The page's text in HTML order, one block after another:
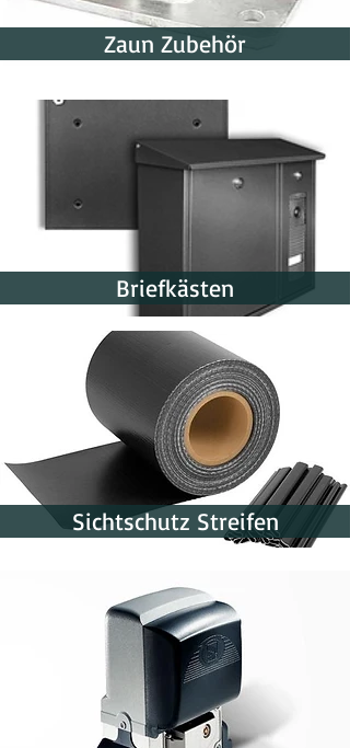
Zaun Zubehör
Briefkästen
Sichtschutz Streifen